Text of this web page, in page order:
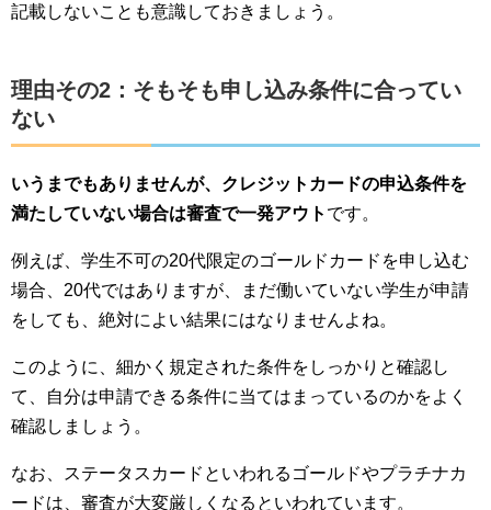
記載しないことも意識しておきましょう。
理由その2：そもそも申し込み条件に合ってい
ない
いうまでもありませんが、クレジットカードの申込条件を
満たしていない場合は審査で一発アウト です。
例えば、学生不可の20代限定のゴールドカードを申し込む
場合、20代ではありますが、まだ働いていない学生が申請
をしても、絶対によい結果にはなりませんよね。
このように、細かく規定された条件をしっかりと確認し
て、自分は申請できる条件に当てはまっているのかをよく
確認しましょう。
なお、ステータスカードといわれるゴールドやプラチナカ
ードは、審査が大変厳しくなるといわれています。